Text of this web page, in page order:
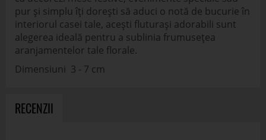
pur și simplu îți dorești să aduci o notă de bucurie în
interiorul casei tale, acești fluturași adorabili sunt
alegerea ideală pentru a sublinia frumusețea
aranjamentelor tale florale.
Dimensiuni 3 - 7 cm
RECENZII